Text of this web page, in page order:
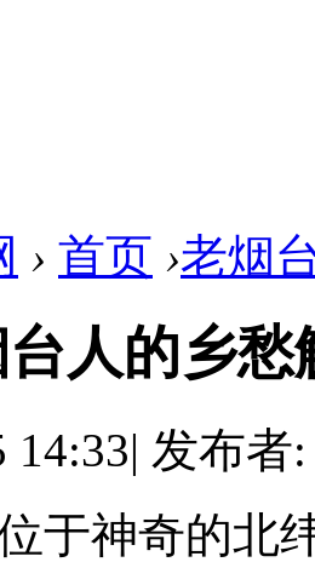
› 首页 ›老烟
人的乡愁
14:33| 发布者
于神奇的北